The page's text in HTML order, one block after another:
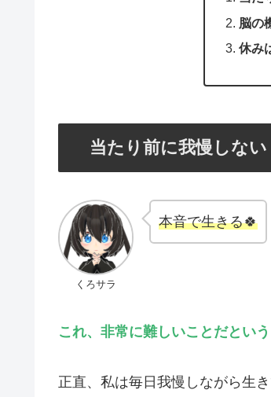
脳の
休み
当たり前に我慢しない
くろサラ
本音で生きる🍀
これ、非常に難しいことだとい
正直、私は毎日我慢しながら生き